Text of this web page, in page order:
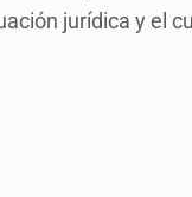
jurídica y el